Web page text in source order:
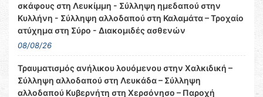
σκάφους στη Λευκίμμη - Σύλληψη ημεδαπού στην
Κυλλήνη - Σύλληψη αλλοδαπού στη Καλαμάτα – Τροχαίο
ατύχημα στη Σύρο - Διακομιδές ασθενών
08/08/26
Τραυματισμός ανήλικου λουόμενου στην Χαλκιδική –
Σύλληψη αλλοδαπού στη Λευκάδα – Σύλληψη
αλλοδαπού Κυβερνήτη στη Χερσόνησο – Παροχή